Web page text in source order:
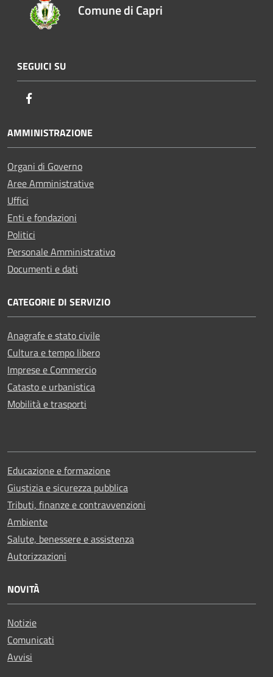
Comune di Capri
SEGUICI SU
AMMINISTRAZIONE
Organi di Governo
Aree Amministrative
Uffici
Enti e fondazioni
Politici
Personale Amministrativo
Documenti e dati
CATEGORIE DI SERVIZIO
Anagrafe e stato civile
Cultura e tempo libero
Imprese e Commercio
Catasto e urbanistica
Mobilità e trasporti
Educazione e formazione
Giustizia e sicurezza pubblica
Tributi, finanze e contravvenzioni
Ambiente
Salute, benessere e assistenza
Autorizzazioni
NOVITÀ
Notizie
Comunicati
Avvisi